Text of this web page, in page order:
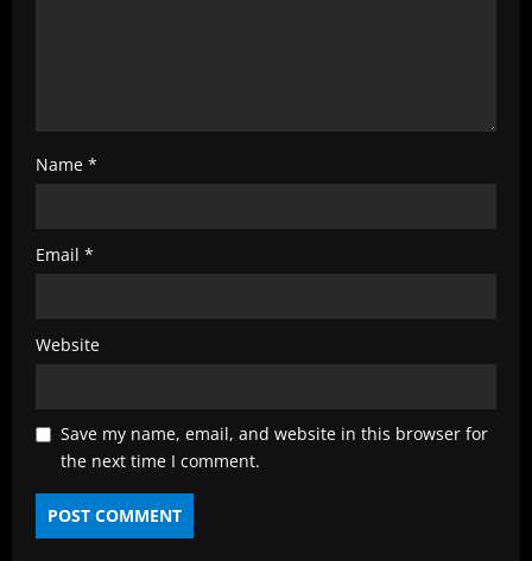
Name *
Email *
Website
Save my name, email, and website in this browser for
the next time I comment.